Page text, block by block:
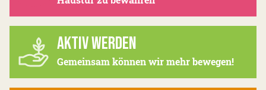
AKTIV WERDEN
Gemeinsam können wir mehr bewegen!